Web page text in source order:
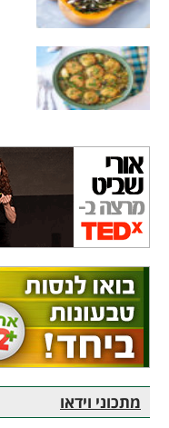
מתכוני וידאו